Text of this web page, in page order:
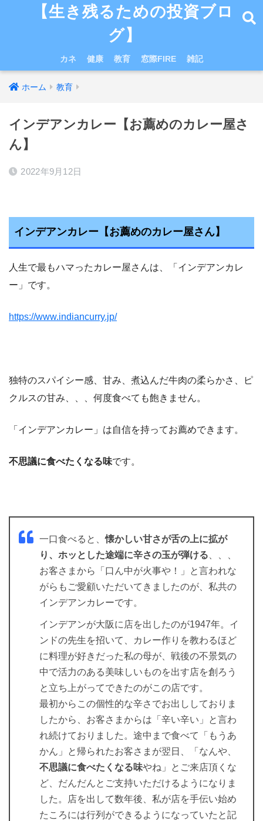
【生き残るための投資ブロ
グ】
カネ 健康 教育 窓際FIRE 雑記
ホーム 教育
インデアンカレー【お薦めのカレー屋さ
ん】
2022年9月12日
インデアンカレー【お薦めのカレー屋さん】
人生で最もハマったカレー屋さんは、「インデアンカレ
ー」です。
https://www.indiancurry.jp/
独特のスパイシー感、甘み、煮込んだ牛肉の柔らかさ、ピ
クルスの甘み、、、何度食べても飽きません。
「インデアンカレー」は自信を持ってお薦めできます。
不思議に食べたくなる味です。
一口食べると、懐かしい甘さが舌の上に拡が
り、ホッとした途端に辛さの玉が弾ける
お客さまから「口ん中が火事や！」と言われな
がらもご愛顧いただいてきましたのが、私共の
インデアンカレーです。
インデアンが大阪に店を出したのが1947年。イ
ンドの先生を招いて、カレー作りを教わるほど
に料理が好きだった私の母が、戦後の不景気の
中で活力のある美味しいものを出す店を創ろう
と立ち上がってできたのがこの店です。
最初からこの個性的な辛さでお出ししておりま
したから、お客さまからは「辛い辛い」と言わ
れ続けておりました。途中まで食べて「もうあ
かん」と帰られたお客さまが翌日、「なんや、
不思議に食べたくなる味やね」とご来店頂くな
ど、だんだんとご支持いただけるようになりま
した。店を出して数年後、私が店を手伝い始め
たころには行列ができるようになっていたと記